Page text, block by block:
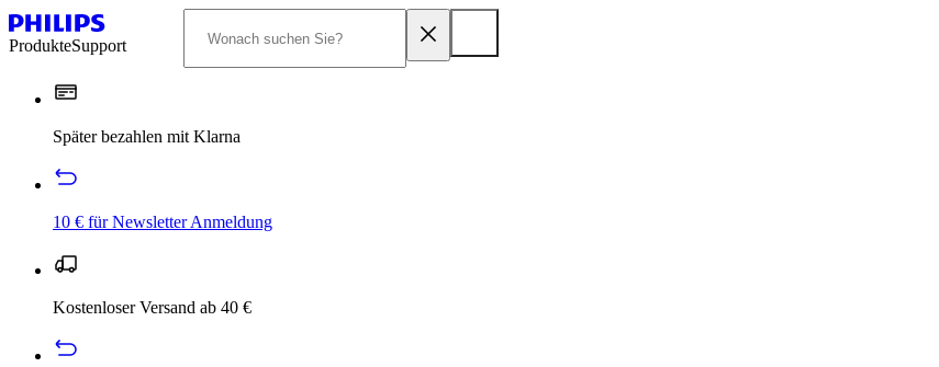
ProdukteSupport
Später bezahlen mit Klarna
10 € für Newsletter Anmeldung
Kostenloser Versand ab 40 €